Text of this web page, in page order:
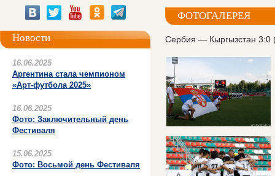
Новости
16.06.2025
Аргентина стала чемпионом
«Арт-футбола 2025»
16.06.2025
Фото: Заключительный день
Фестиваля
15.06.2025
Фото: Восьмой день Фестиваля
ФОТОГАЛЕРЕЯ
Сербия — Кыргызстан 3:0